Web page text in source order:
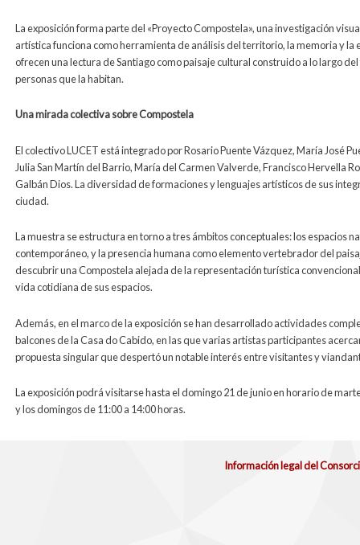
La exposición forma parte del «Proyecto Compostela», una investigación
artística funciona como herramienta de análisis del territorio, la memoria y la
ofrecen una lectura de Santiago como paisaje cultural construido a lo largo
personas que la habitan.
Una mirada colectiva sobre Compostela
El colectivo LUCET está integrado por Rosario Puente Vázquez, María José
Julia San Martín del Barrio, María del Carmen Valverde, Francisco Hervella
Galbán Dios. La diversidad de formaciones y lenguajes artísticos de sus
ciudad.
La muestra se estructura en torno a tres ámbitos conceptuales: los espacios
contemporáneo, y la presencia humana como elemento vertebrador del
descubrir una Compostela alejada de la representación turística
vida cotidiana de sus espacios.
Además, en el marco de la exposición se han desarrollado actividades
balcones de la Casa do Cabido, en las que varias artistas participantes
propuesta singular que despertó un notable interés entre visitantes y
La exposición podrá visitarse hasta el domingo 21 de junio en horario de
y los domingos de 11:00 a 14:00 horas.
Información legal del